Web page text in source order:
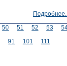
50 51 52 53
91 101
111